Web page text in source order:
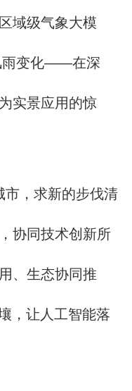
域级气象大模
雨变化——在深
实景应用的惊
市，求新的步伐清
协同技术创新所
、生态协同推
，让人工智能落